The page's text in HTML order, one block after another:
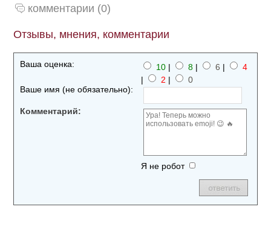
комментарии (0)
Отзывы, мнения, комментарии
Ваша оценка: 10 | 8 | 6 |
4
|
2 |
0
Ваше имя (не обязательно):
Комментарий:
Я не робот